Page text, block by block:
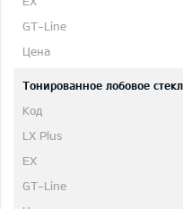
Тонированное лобовое